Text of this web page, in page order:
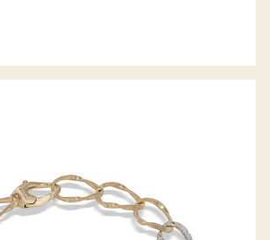
MARRAKECH ONDE